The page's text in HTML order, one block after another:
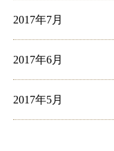
2017年7月
2017年6月
2017年5月